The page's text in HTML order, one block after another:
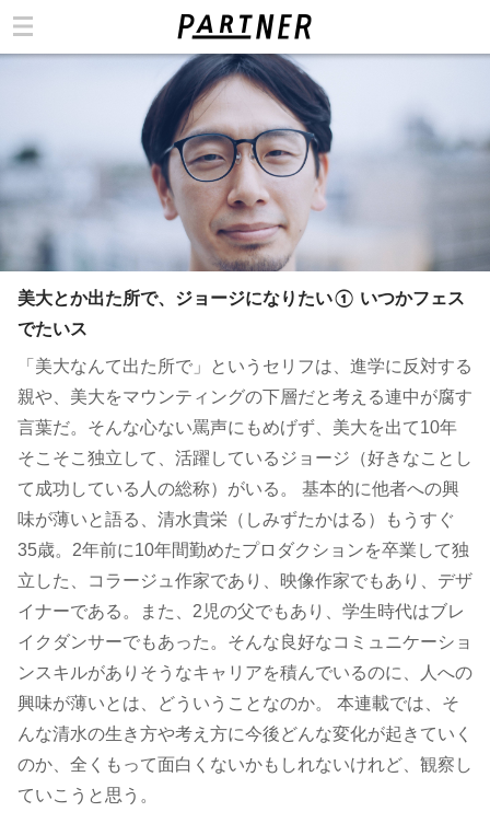
美大とか出た所で、ジョージになりたい① いつかフェス
でたいス
「美大なんて出た所で」というセリフは、進学に反対する
親や、美大をマウンティングの下層だと考える連中が腐す
言葉だ。そんな心ない罵声にもめげず、美大を出て10年
そこそこ独立して、活躍しているジョージ（好きなことし
て成功している人の総称）がいる。 基本的に他者への興
味が薄いと語る、清水貴栄（しみずたかはる）もうすぐ
35歳。2年前に10年間勤めたプロダクションを卒業して独
立した、コラージュ作家であり、映像作家でもあり、デザ
イナーである。また、2児の父でもあり、学生時代はブレ
イクダンサーでもあった。そんな良好なコミュニケーショ
ンスキルがありそうなキャリアを積んでいるのに、人への
興味が薄いとは、どういうことなのか。 本連載では、そ
んな清水の生き方や考え方に今後どんな変化が起きていく
のか、全くもって面白くないかもしれないけれど、観察し
ていこうと思う。
このサイトについて
運営会社
お問い合わせ